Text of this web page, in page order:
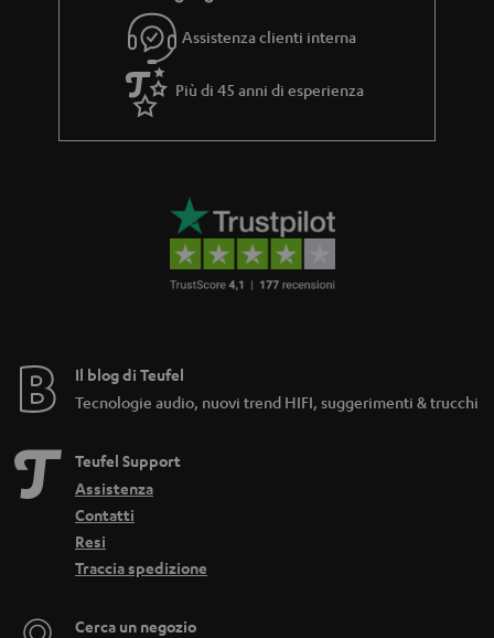
e
Assistenza clienti interna
Più di 45 anni di esperienza
Il blog di Teufel
Tecnologie audio, nuovi trend HIFI, suggerimenti & trucchi
Teufel Support
Assistenza
Contatti
Resi
Traccia spedizione
Cerca un negozio